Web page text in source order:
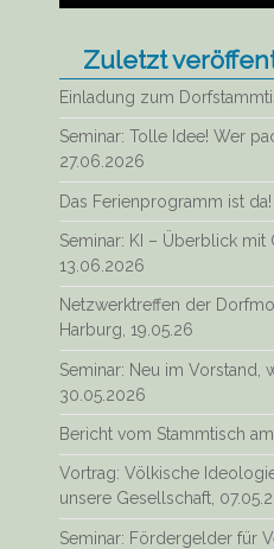
Zuletzt
Einladung zum
Seminar: Tolle Idee! Wer
27.06.2026
Das Ferienprogramm ist da!
Seminar: KI – Überblick mit
13.06.2026
Netzwerktreffen der
Harburg, 19.05.26
Seminar: Neu im Vorstand,
30.05.2026
Bericht vom Stammtisch
Vortrag: Völkische
unsere Gesellschaft,
Seminar: Fördergelder für